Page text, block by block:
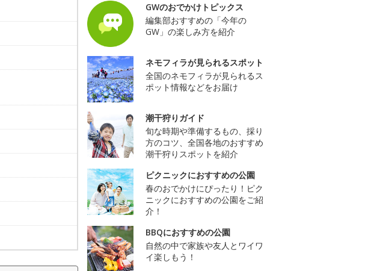
GWのおでかけトピックス
編集部おすすめの「今年の
GW」の楽しみ方を紹介
ネモフィラが見られるスポット
全国のネモフィラが見られるス
ポット情報などをお届け
潮干狩りガイド
旬な時期や準備するもの、採り
方のコツ、全国各地のおすすめ
潮干狩りスポットを紹介
ピクニックにおすすめの公園
春のおでかけにぴったり！ピク
ニックにおすすめの公園をご紹
介！
BBQにおすすめの公園
自然の中で家族や友人とワイワ
イ楽しもう！